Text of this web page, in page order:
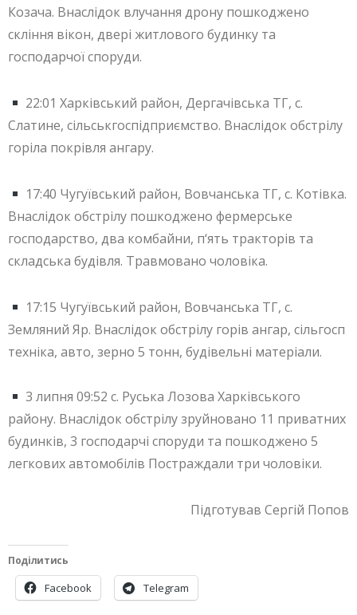
Козача. Внаслідок влучання дрону пошкоджено
скління вікон, двері житлового будинку та
господарчої споруди.
22:01 Харківський район, Дергачівська ТГ, с.
Слатине, сільськгоспідприємство. Внаслідок обстрілу
горіла покрівля ангару.
17:40 Чугуївський район, Вовчанська ТГ, с. Котівка.
Внаслідок обстрілу пошкоджено фермерське
господарство, два комбайни, п‘ять тракторів та
складська будівля. Травмовано чоловіка.
17:15 Чугуївський район, Вовчанська ТГ, с.
Земляний Яр. Внаслідок обстрілу горів ангар, сільгосп
техніка, авто, зерно 5 тонн, будівельні матеріали.
3 липня 09:52 с. Руська Лозова Харківського
району. Внаслідок обстрілу зруйновано 11 приватних
будинків, 3 господарчі споруди та пошкоджено 5
легкових автомобілів Постраждали три чоловіки.
Підготував Сергій Попов
Поділитись
Facebook Telegram